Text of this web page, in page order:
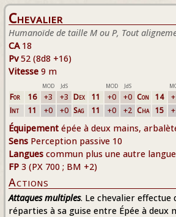
Chevalier
Humanoïde de taille M ou P, Tout
CA18
Pv52 (8d8 +16)
Vitesse 9 m
MOD JdS MOD JdS
For 16 +3 +3 Dex 11 +0 +0 Con 14
Int
11 +0 +0 Sag 11 +0 +2 Cha 15
Équipement épée à deux mains,
Sens Perception passive 10
Langues commun plus une autre langue
FP 3 (PX 700 ; BM +2)
Actions
Attaques multiples. Le chevalier effectue
réparties à sa guise entre Épée à deux